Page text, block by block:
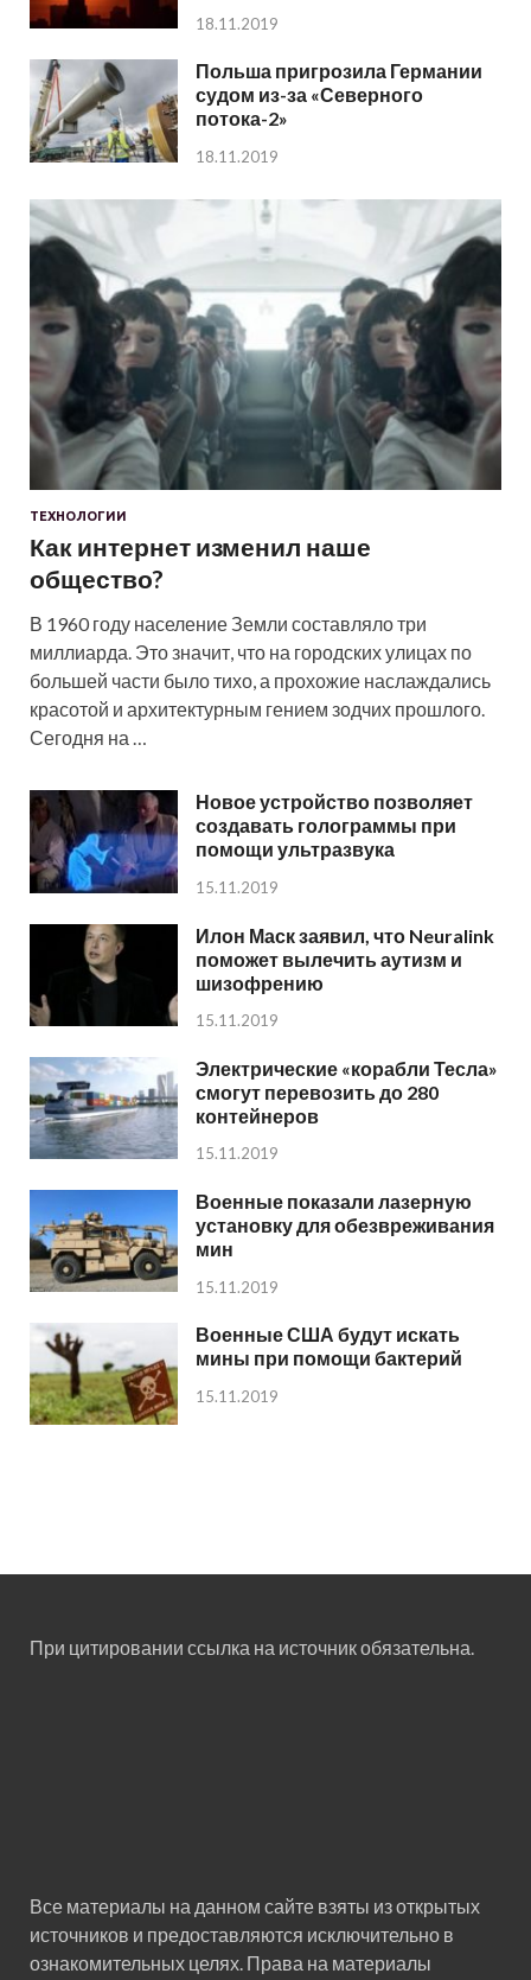
18.11.2019
Польша пригрозила Германии
судом из-за «Северного
потока-2»
18.11.2019
ТЕХНОЛОГИИ
Как интернет изменил наше
общество?
В 1960 году население Земли составляло три
миллиарда. Это значит, что на городских улицах по
большей части было тихо, а прохожие наслаждались
красотой и архитектурным гением зодчих прошлого.
Сегодня на …
Новое устройство позволяет
создавать голограммы при
помощи ультразвука
15.11.2019
Илон Маск заявил, что Neuralink
поможет вылечить аутизм и
шизофрению
15.11.2019
Электрические «корабли Тесла»
смогут перевозить до 280
контейнеров
15.11.2019
Военные показали лазерную
установку для обезвреживания
мин
15.11.2019
Военные США будут искать
мины при помощи бактерий
15.11.2019
При цитировании ссылка на источник обязательна.
Все материалы на данном сайте взяты из открытых
источников и предоставляются исключительно в
ознакомительных целях. Права на материалы